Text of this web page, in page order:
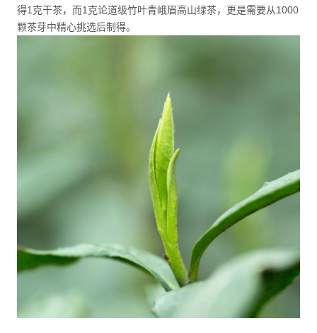
得1克干茶，而1克论道级⽵叶⻘峨眉高山绿茶，更是需要从1000
颗茶芽中精心挑选后制得。